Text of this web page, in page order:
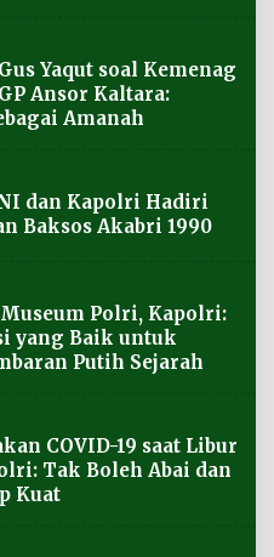
Yaqut soal Kemenag
Ansor Kaltara:
Amanah
dan Kapolri Hadiri
Baksos Akabri 1990
Polri, Kapolri:
yang Baik untuk
Putih Sejarah
COVID-19 saat Libur
Tak Boleh Abai dan
Kuat